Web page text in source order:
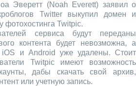
Эверетт (Noah Everett) заявил о
Twitter выкупил домен и
фотохостинга Twitpic.
сервиса будут переданы
контента будет невозможна, а
и Android уже удалены. Стоит
Twitpic имеют возможность
дабы скачать свой архив,
или учетную запись.